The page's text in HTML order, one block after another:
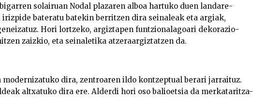
solairuan Nodal plazaren alboa hartuko duen landare-
irizpide bateratu batekin berritzen dira seinaleak eta argiak,
Hori lortzeko, argiztapen funtzionalagoari dekorazio-
zaizkio, eta seinaletika atzeraargiztatzen da.
dira, zentroaren ildo kontzeptual berari jarraituz.
altxatuko dira ere. Alderdi hori oso balioetsia da merkataritza-